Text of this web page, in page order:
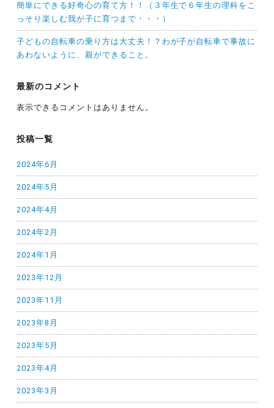
簡単にできる好奇心の育て方！！（３年生で６年生の理科をこ
っそり楽しむ我が子に育つまで・・・）
子どもの自転車の乗り方は大丈夫！？わが子が自転車で事故に
あわないように、親ができること。
最新のコメント
表示できるコメントはありません。
投稿一覧
2024年6月
2024年5月
2024年4月
2024年2月
2024年1月
2023年12月
2023年11月
2023年8月
2023年5月
2023年4月
2023年3月